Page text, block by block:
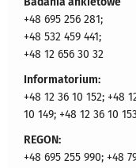
+48 695 256 281;
+48 532 459 441;
+48 12 656 30 32
Informatorium:
+48 12 36 10 152; +48
10 149; +48 12 36 10
REGON:
+48 695 255 990; +48